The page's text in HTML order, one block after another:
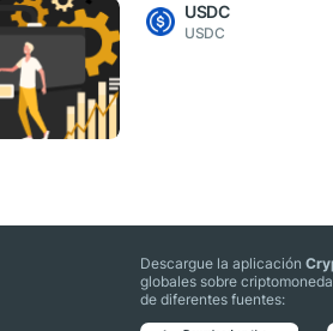
USDC
USDC
Descargue la aplicación
globales sobre
de diferentes fuentes: